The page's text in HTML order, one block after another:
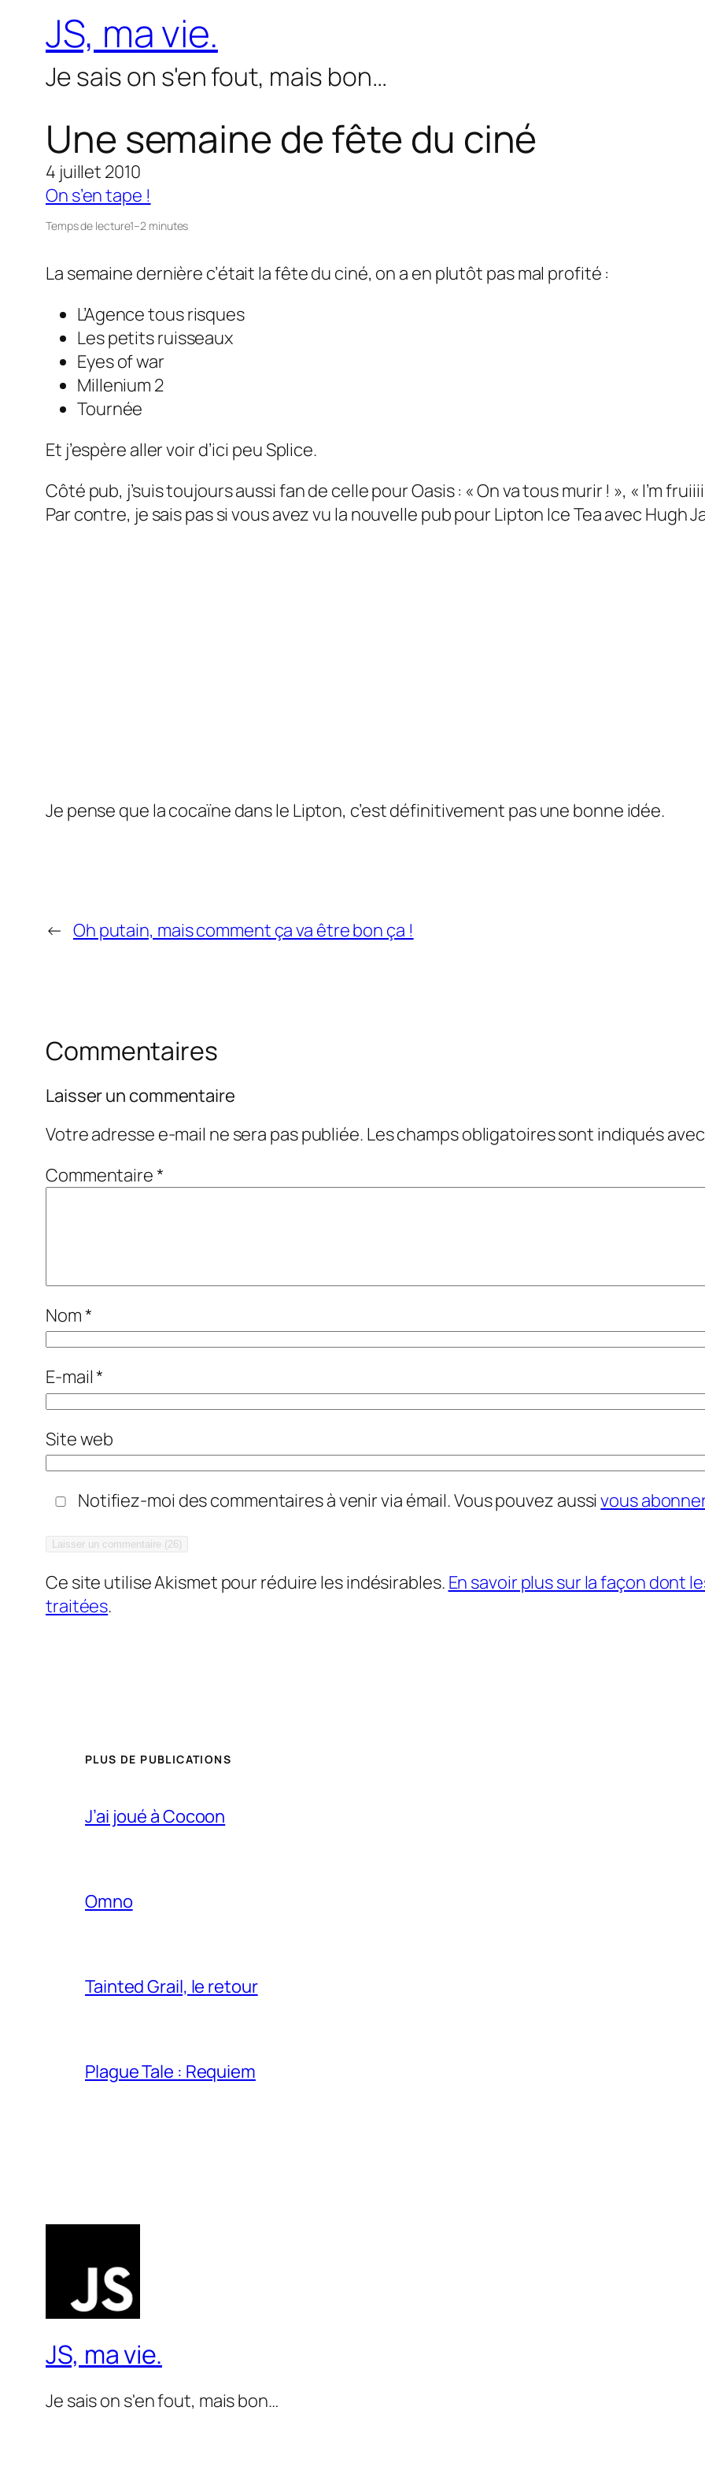
contenu
JS, ma vie.
Je sais on s'en fout, mais bon…
Une semaine de fête du ciné
4 juillet 2010
On s’en tape !
Temps de lecture1–2 minutes
La semaine dernière c’était la fête du ciné, on a en plutôt pas mal profité :
L’Agence tous risques
Les petits ruisseaux
Eyes of war
Millenium 2
Tournée
Et j’espère aller voir d’ici peu Splice.
Côté pub, j’suis toujours aussi fan de celle pour Oasis : « On va tous murir ! », « I’m
Par contre, je sais pas si vous avez vu la nouvelle pub pour Lipton Ice Tea avec Hugh
Je pense que la cocaïne dans le Lipton, c’est définitivement pas une bonne idée.
← Oh putain, mais comment ça va être bon ça !
Commentaires
Laisser un commentaire
Votre adresse e-mail ne sera pas publiée. Les champs obligatoires sont indiqués
Commentaire*
Nom*
E-mail*
Site web
Notifiez-moi des commentaires à venir via émail. Vous pouvez aussivous
Ce site utilise Akismet pour réduire les indésirables. En savoir plus sur la façon dont
traitées.
PLUS DE PUBLICATIONS
J’ai joué à Cocoon
Omno
Tainted Grail, le retour
Plague Tale : Requiem
JS, ma vie.
Je sais on s'en fout, mais bon…